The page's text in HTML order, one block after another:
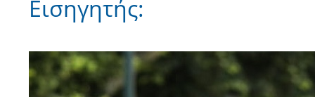
Εισηγητής: